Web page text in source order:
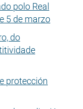
polo Real
5 de marzo
do
protección